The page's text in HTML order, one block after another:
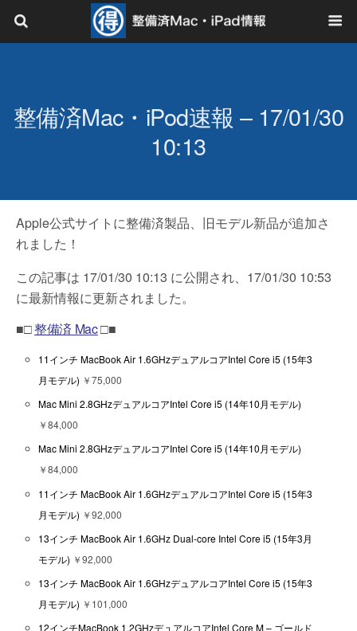
整備済Mac・iPod速報 – 17/01/30
10:13
Apple公式サイトに整備済製品、旧モデル新品が追加さ
れました！
この記事は 17/01/30 10:13 に公開され、17/01/30 10:53
に最新情報に更新されました。
■□整備済 Mac□■
11インチ MacBook Air 1.6GHzデュアルコアIntel Core i5 (15年3
月モデル) ￥75,000
Mac Mini 2.8GHzデュアルコアIntel Core i5 (14年10月モデル)
￥84,000
Mac Mini 2.8GHzデュアルコアIntel Core i5 (14年10月モデル)
￥84,000
11インチ MacBook Air 1.6GHzデュアルコアIntel Core i5 (15年3
月モデル) ￥92,000
13インチ MacBook Air 1.6GHz Dual-core Intel Core i5 (15年3月
モデル) ￥92,000
13インチ MacBook Air 1.6GHzデュアルコアIntel Core i5 (15年3
月モデル) ￥101,000
12インチMacBook 1.2GHzデュアルコアIntel Core M – ゴールド